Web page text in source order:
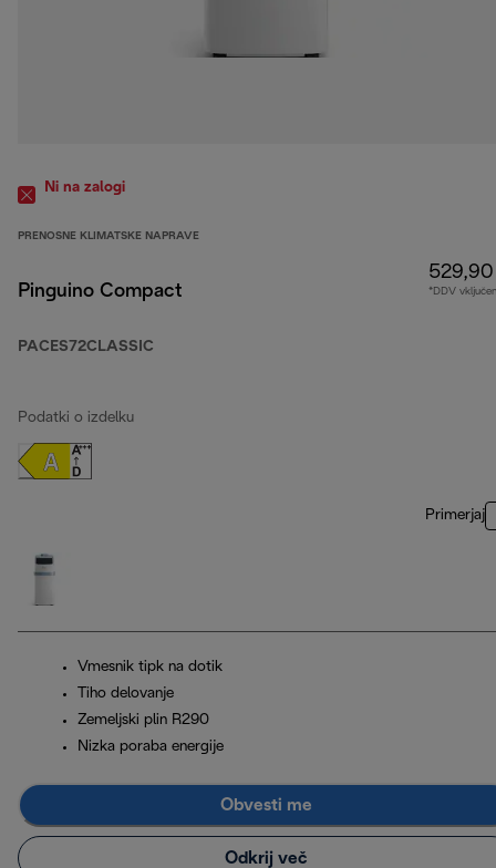
Ni na zalogi
PRENOSNE KLIMATSKE NAPRAVE
Pinguino Compact
PACES72CLASSIC
*DDV vključen
Podatki o izdelku
Primerjaj
Vmesnik tipk na dotik
Tiho delovanje
Zemeljski plin R290
Nizka poraba energije
Obvesti me
Odkrij več